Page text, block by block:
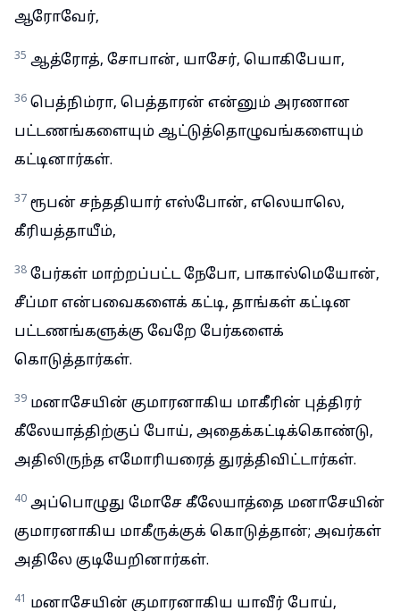
ஆரோவேர்,
35 ஆத்ரோத், சோபான், யாசேர், யொகிபேயா,
36 பெத்நிம்ரா, பெத்தாரன் என்னும் அரணான
பட்டணங்களையும் ஆட்டுத்தொழுவங்களையும்
கட்டினார்கள்.
37 ரூபன் சந்ததியார் எஸ்போன், எலெயாலெ,
கீரியத்தாயீம்,
38 பேர்கள் மாற்றப்பட்ட நேபோ, பாகால்மெயோன்,
சீப்மா என்பவைகளைக் கட்டி, தாங்கள் கட்டின
பட்டணங்களுக்கு வேறே பேர்களைக்
கொடுத்தார்கள்.
39 மனாசேயின் குமாரனாகிய மாகீரின் புத்திரர்
கீலேயாத்திற்குப் போய், அதைக்கட்டிக்கொண்டு,
அதிலிருந்த எமோரியரைத் துரத்திவிட்டார்கள்.
40 அப்பொழுது மோசே கீலேயாத்தை மனாசேயின்
குமாரனாகிய மாகீருக்குக் கொடுத்தான்; அவர்கள்
அதிலே குடியேறினார்கள்.
41 மனாசேயின் குமாரனாகிய யாவீர் போய்,